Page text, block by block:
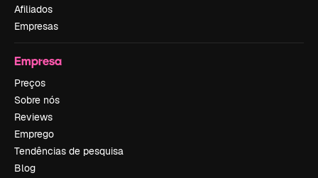
Afiliados
Empresas
Empresa
Preços
Sobre nós
Reviews
Emprego
Tendências de pesquisa
Blog